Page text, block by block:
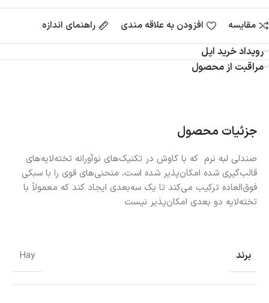
مقایسه افزودن به علاقه مندی راهنمای اندازه
رویداد خرید اپل
مراقبت از محصول
جزئیات محصول
صندلی لبه نرم که با کاوش در تکنیک‌های نوآورانه تخته‌لایه‌های
قالب‌گیری شده امکان‌پذیر شده است، منحنی‌های قوی را با سبکی
فوق‌العاده ترکیب می‌کند تا یک سه‌بعدی ایجاد کند که معمولاً با
تخته‌لایه دو بعدی امکان‌پذیر نیست
برند Hay